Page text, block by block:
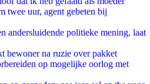
twee uur, agent gebeten bij
andersluidende politieke mening, laat
bewoner na ruzie over pakket
op mogelijke oorlog met